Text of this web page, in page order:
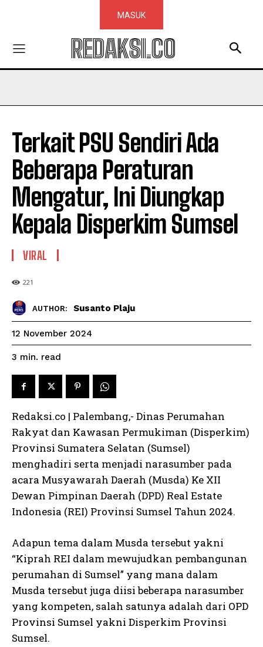
MASUK
REDAKSI.CO
Terkait PSU Sendiri Ada
Beberapa Peraturan
Mengatur, Ini Diungkap
Kepala Disperkim Sumsel
VIRAL
221
AUTHOR: Susanto Plaju
12 November 2024
3 min. read
Redaksi.co | Palembang,- Dinas Perumahan
Rakyat dan Kawasan Permukiman (Disperkim)
Provinsi Sumatera Selatan (Sumsel)
menghadiri serta menjadi narasumber pada
acara Musyawarah Daerah (Musda) Ke XII
Dewan Pimpinan Daerah (DPD) Real Estate
Indonesia (REI) Provinsi Sumsel Tahun 2024.
Adapun tema dalam Musda tersebut yakni
“Kiprah REI dalam mewujudkan pembangunan
perumahan di Sumsel” yang mana dalam
Musda tersebut juga diisi beberapa narasumber
yang kompeten, salah satunya adalah dari OPD
Provinsi Sumsel yakni Disperkim Provinsi
Sumsel.